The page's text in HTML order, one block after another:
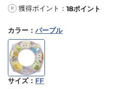
P 獲得ポイント： 18ポイント
カラー ： パープル
サイズ： FF